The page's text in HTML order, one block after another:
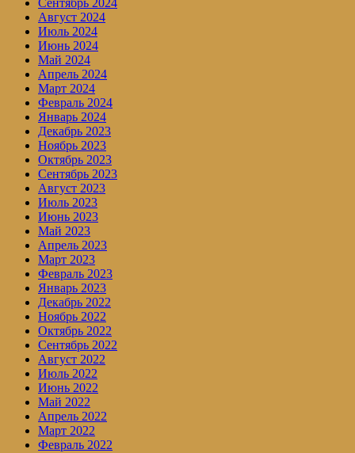
Сентябрь 2024
Август 2024
Июль 2024
Июнь 2024
Май 2024
Апрель 2024
Март 2024
Февраль 2024
Январь 2024
Декабрь 2023
Ноябрь 2023
Октябрь 2023
Сентябрь 2023
Август 2023
Июль 2023
Июнь 2023
Май 2023
Апрель 2023
Март 2023
Февраль 2023
Январь 2023
Декабрь 2022
Ноябрь 2022
Октябрь 2022
Сентябрь 2022
Август 2022
Июль 2022
Июнь 2022
Май 2022
Апрель 2022
Март 2022
Февраль 2022